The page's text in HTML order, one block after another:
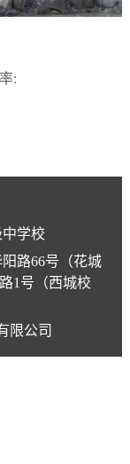
:
学校
路66号（花城
1号（西城校
限公司